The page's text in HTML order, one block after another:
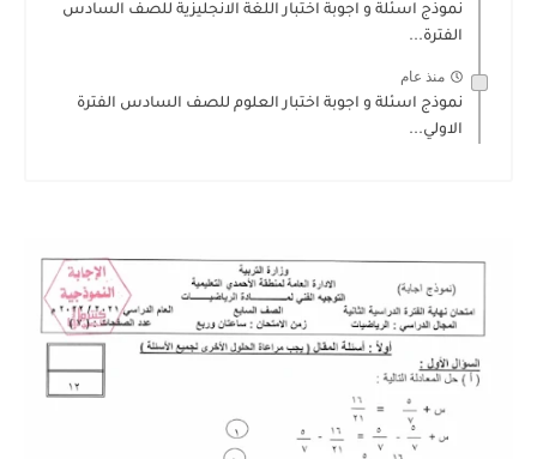
نموذج اسئلة و اجوبة اختبار اللغة الانجليزية للصف السادس
الفترة...
منذ عام
نموذج اسئلة و اجوبة اختبار العلوم للصف السادس الفترة
الاولي...